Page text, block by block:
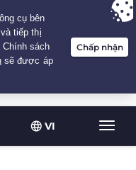
VI
đổi
years at $